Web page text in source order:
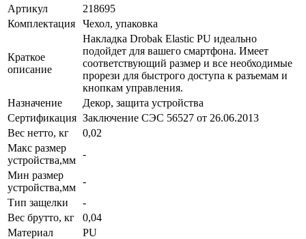
Артикул
218695
Комплектация
Чехол, упаковка
Краткое
описание
Накладка Drobak Elastic PU идеально
подойдет для вашего смартфона. Имеет
соответствующий размер и все необходимые
прорези для быстрого доступа к разъемам и
кнопкам управления.
Назначение
Декор, защита устройства
Сертификация Заключение СЭС 56527 от 26.06.2013
Вес нетто, кг
0,02
Макс размер
устройства,мм
-
Мин размер
устройства,мм
-
Тип защелки
-
Вес брутто, кг
0,04
Материал
PU